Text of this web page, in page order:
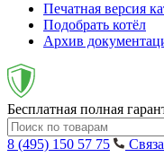
Печатная версия
Подобрать котёл
Архив
Бесплатная полная
8 (495) 150 57 75